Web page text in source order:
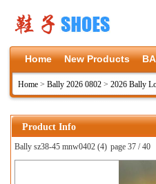
Home New Products
Home > Bally 2026 0802 > 2026 Bally
Product Info
Bally sz38-45 mnw0402 (4) page 37 / 40